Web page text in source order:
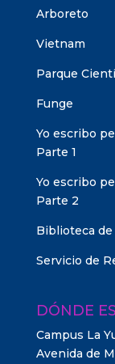
Arboreto
Vietnam
Parque
Funge
Yo escribo
Parte 1
Yo escribo
Parte 2
Biblioteca de
Servicio de
DÓNDE
Campus La
Avenida de